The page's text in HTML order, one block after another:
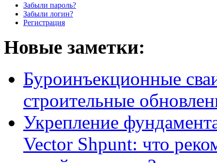
Забыли пароль?
Забыли логин?
Регистрация
Новые заметки:
Буроинъекционные
строительные
Укрепление
Vector Shpunt: что